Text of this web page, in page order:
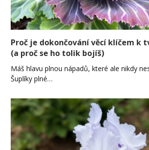
Proč je dokončování věcí klíčem k
(a proč se ho tolik bojíš)
Máš hlavu plnou nápadů, které ale nikdy
Šuplíky plné…